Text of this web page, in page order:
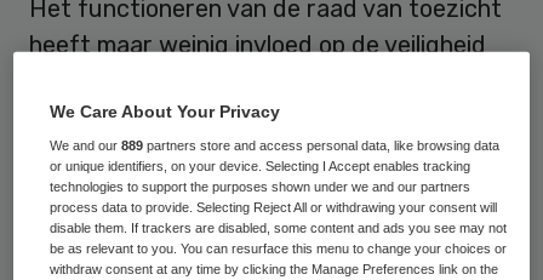
Het functioneren van de raad van toezicht
heeft maar weinig invloed op de veiligheid
ouderenzorg. Een veel belangrijkere rol in de
veiligheidscultuur speelt de grootte van de
organisatie. Dit blijkt uit het onderzoek De
invloed van de raad van toezicht op de
veiligheid in de ouderenzorg van Jeroen
We Care About Your Privacy
We and our889 partners store and access personal data, like browsing data
or unique identifiers, on your device. Selecting I Accept enables tracking
technologies to support the purposes shown under we and our partners
process data to provide. Selecting Reject All or withdrawing your consent will
disable them. If trackers are disabled, some content and ads you see may not
be as relevant to you. You can resurface this menu to change your choices or
withdraw consent at any time by clicking the Manage Preferences link on the